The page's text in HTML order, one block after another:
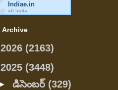
Indiae.in
all india
Archive
2026 (2163)
2025 (3448)
డిసెంబర్ (329)